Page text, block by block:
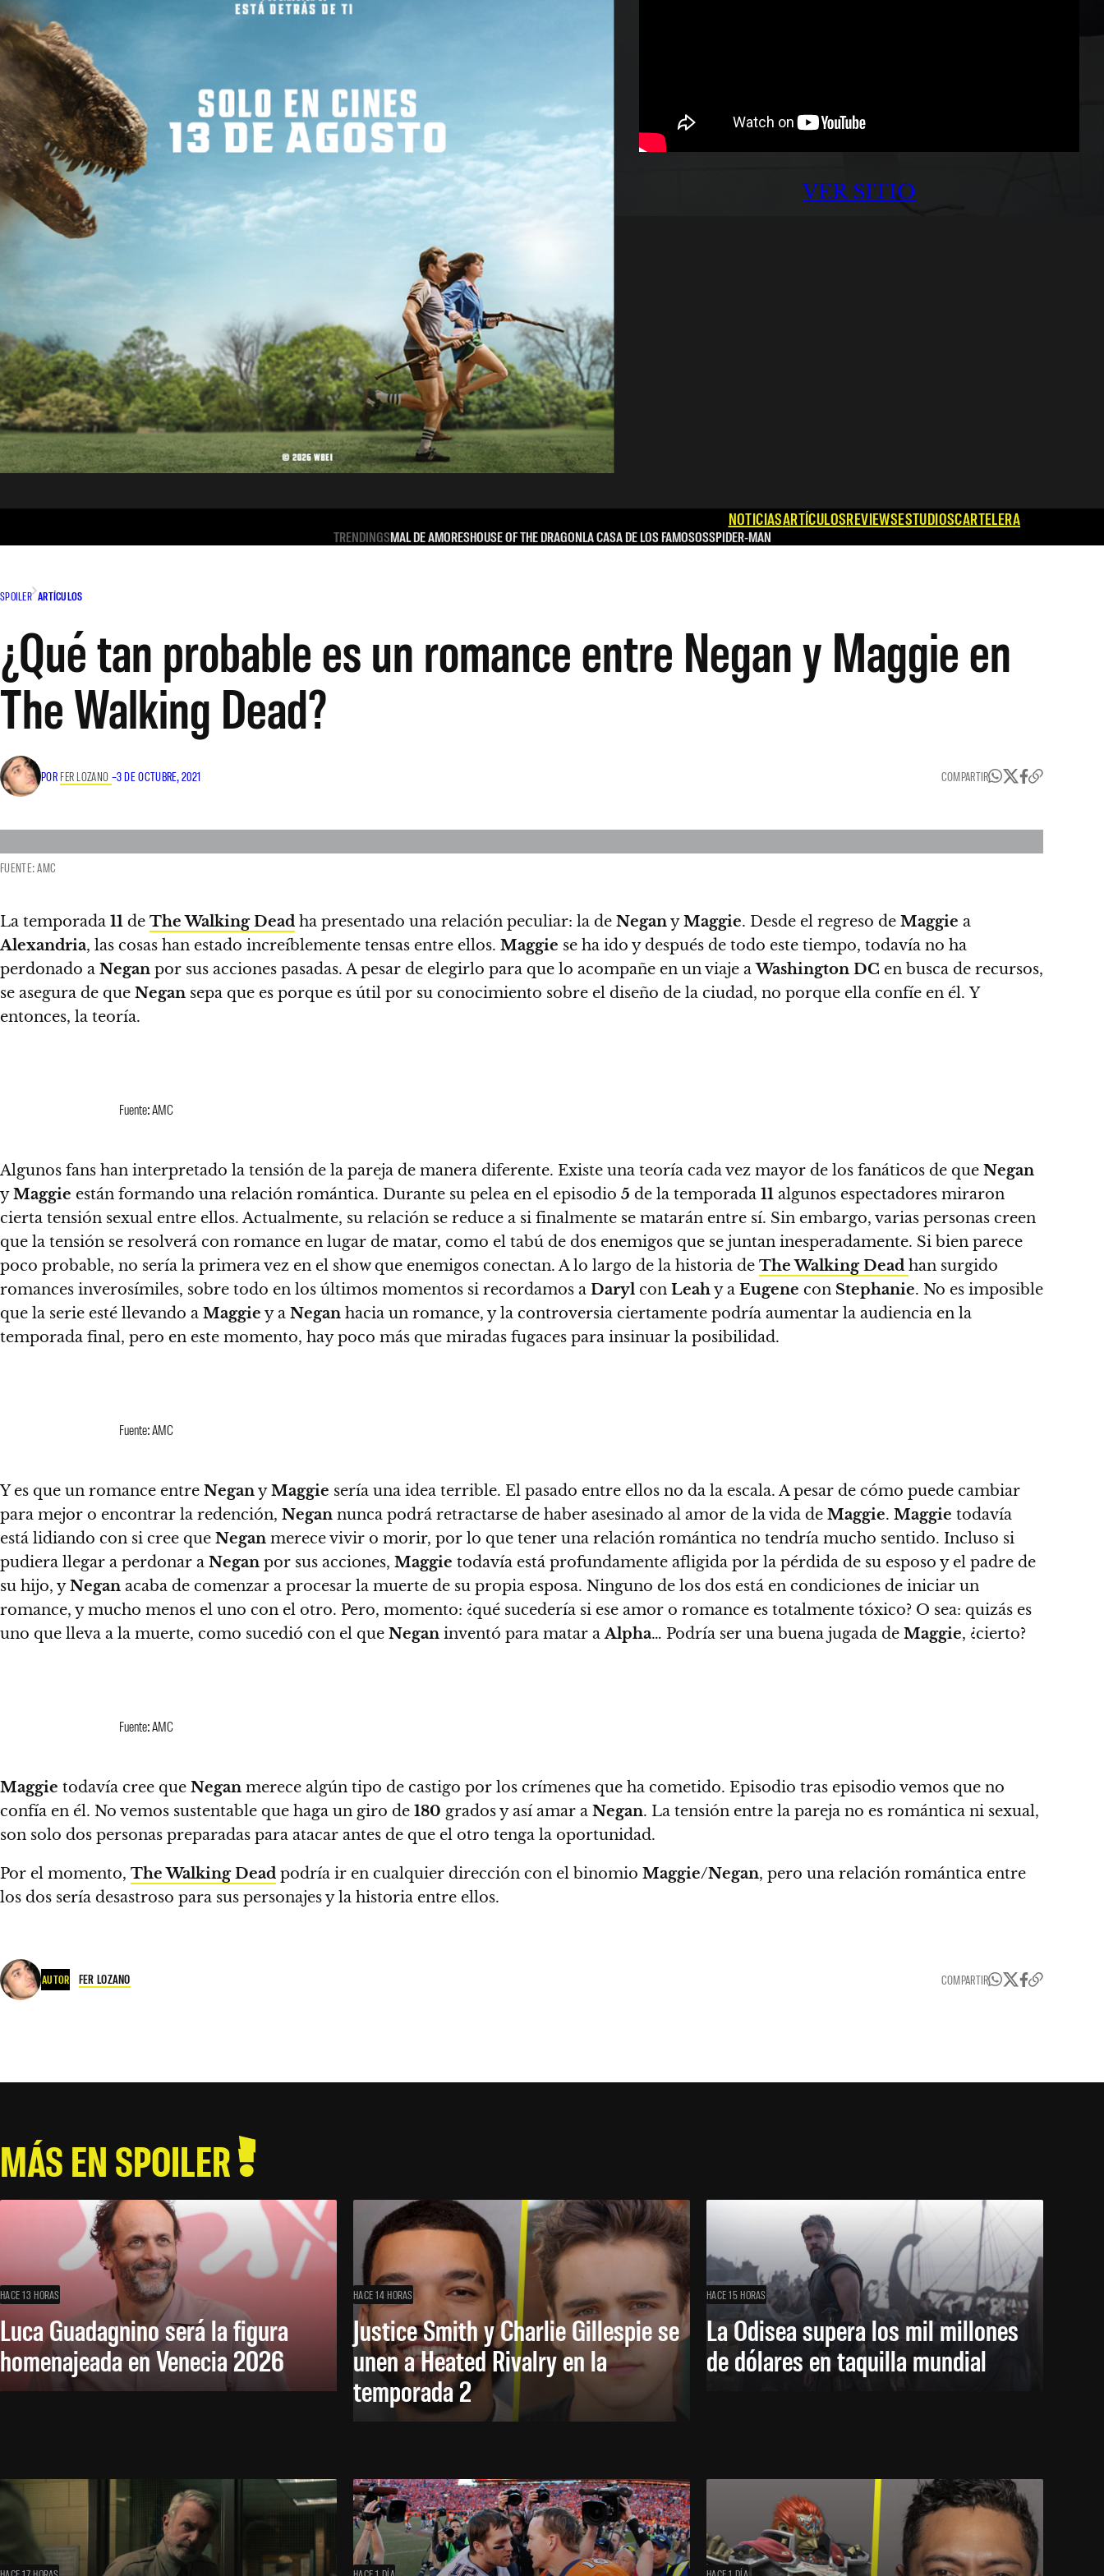
VER SITIO
NOTICIASARTÍCULOSREVIEWSESTUDIOSCARTELERA
TRENDINGSMAL DE AMORESHOUSE OF THE DRAGONLA CASA DE LOS FAMOSOSSPIDER-MAN
SPOILER ARTÍCULOS
¿Qué tan probable es un romance entre Negan y Maggie en
The Walking Dead?
POR FER LOZANO –3 DE OCTUBRE, 2021 COMPARTIR
FUENTE: AMC
La temporada 11 de The Walking Dead ha presentado una relación peculiar: la de NeganyMaggie. Desde el regreso de Maggie a
Alexandria, las cosas han estado increíblemente tensas entre ellos. Maggie se ha ido y después de todo este tiempo, todavía no ha
perdonado a Negan por sus acciones pasadas. A pesar de elegirlo para que lo acompañe en un viaje aWashington DC en busca de recursos,
se asegura de que Negan sepa que es porque es útil por su conocimiento sobre el diseño de la ciudad, no porque ella confíe en él. Y
entonces, la teoría.
Fuente: AMC
Algunos fans han interpretado la tensión de la pareja de manera diferente. Existe una teoría cada vez mayor de los fanáticos de que Negan
yMaggie están formando una relación romántica. Durante su pelea en el episodio 5 de la temporada 11 algunos espectadores miraron
cierta tensión sexual entre ellos. Actualmente, su relación se reduce a si finalmente se matarán entre sí. Sin embargo, varias personas creen
que la tensión se resolverá con romance en lugar de matar, como el tabú de dos enemigos que se juntan inesperadamente. Si bien parece
poco probable, no sería la primera vez en el show que enemigos conectan. A lo largo de la historia de The Walking Dead han surgido
romances inverosímiles, sobre todo en los últimos momentos si recordamos a Daryl con Leahy a Eugene con Stephanie. No es imposible
que la serie esté llevando a Maggie y a Negan hacia un romance, y la controversia ciertamente podría aumentar la audiencia en la
temporada final, pero en este momento, hay poco más que miradas fugaces para insinuar la posibilidad.
Fuente: AMC
Y es que un romance entre NeganyMaggie sería una idea terrible. El pasado entre ellos no da la escala. A pesar de cómo puede cambiar
para mejor o encontrar la redención, Negan nunca podrá retractarse de haber asesinado al amor de la vida de Maggie. Maggie todavía
está lidiando con si cree que Negan merece vivir o morir, por lo que tener una relación romántica no tendría mucho sentido. Incluso si
pudiera llegar a perdonar a Negan por sus acciones, Maggie todavía está profundamente afligida por la pérdida de su esposo y el padre de
su hijo, yNegan acaba de comenzar a procesar la muerte de su propia esposa. Ninguno de los dos está en condiciones de iniciar un
romance, y mucho menos el uno con el otro. Pero, momento: ¿qué sucedería si ese amor o romance es totalmente tóxico? O sea: quizás es
uno que lleva a la muerte, como sucedió con el que Negan inventó para matar aAlpha… Podría ser una buena jugada de Maggie, ¿cierto?
Fuente: AMC
Maggie todavía cree que Negan merece algún tipo de castigo por los crímenes que ha cometido. Episodio tras episodio vemos que no
confía en él. No vemos sustentable que haga un giro de 180 grados y así amar a Negan. La tensión entre la pareja no es romántica ni sexual,
son solo dos personas preparadas para atacar antes de que el otro tenga la oportunidad.
Por el momento, The Walking Dead podría ir en cualquier dirección con el binomio Maggie/Negan, pero una relación romántica entre
los dos sería desastroso para sus personajes y la historia entre ellos.
AUTOR FER LOZANO COMPARTIR
MÁS EN SPOILER
HACE 13 HORAS
Luca Guadagnino será la figura
homenajeada en Venecia 2026
HACE 14 HORAS
Justice Smith y Charlie Gillespie se
unen a Heated Rivalry en la
temporada 2
HACE 15 HORAS
La Odisea supera los mil millones
de dólares en taquilla mundial